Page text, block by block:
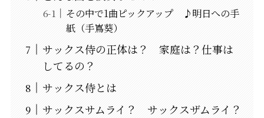
その中で1曲ピックアップ ♪明日への手
紙（手嶌葵）
サックス侍の正体は？ 家庭は？仕事は
してるの？
サックス侍とは
サックスサムライ？ サックスザムライ？